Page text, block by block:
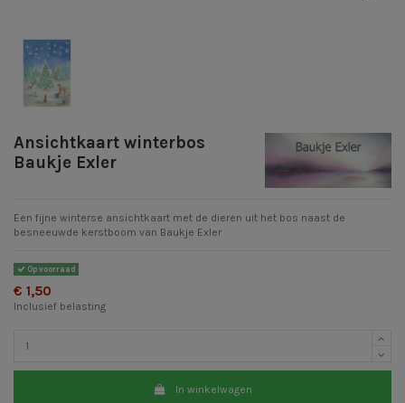
Ansichtkaart winterbos
Baukje Exler
Een fijne winterse ansichtkaart met de dieren uit het bos naast de
besneeuwde kerstboom van Baukje Exler
Op voorraad
€ 1,50
Inclusief belasting
In winkelwagen